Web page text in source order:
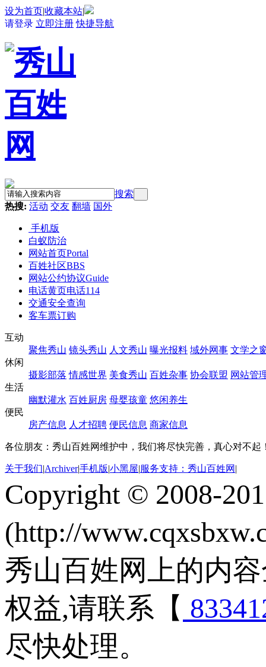
设为首页|收藏本站|
请登录 立即注册 快捷导航
搜索
热搜: 活动 交友 翻墙 国外
手机版
白蚁防治
网站首页Portal
百姓社区BBS
网站公约协议Guide
电话黄页电话114
交通安全查询
客车票订购
互动
聚焦秀山 镜头秀山 人文秀山 曝光报料 域外网事 文学之
休闲
摄影部落 情感世界 美食秀山 百姓杂事 协会联盟 网站管
生活
幽默灌水 百姓厨房 母婴孩童 悠闲养生
便民
房产信息 人才招聘 便民信息 商家信息
各位朋友：秀山百姓网维护中，我们将尽快完善，真心对不起
关于我们|Archiver|手机版|小黑屋|服务支持：秀山百姓网 |
Copyright © 2008-
(http://
秀山百姓网上的内
权益,请联系【
尽快处理。